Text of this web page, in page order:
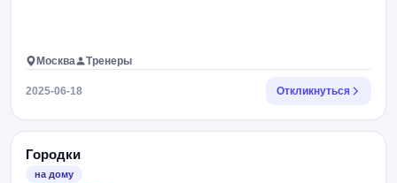
Москва Тренеры
2025-06-18 Откликнуться
Городки
на дому